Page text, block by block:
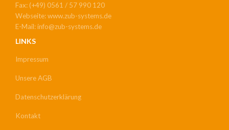
Fax: (+49) 0561 / 57 990 120
Webseite: www.zub-systems.de
E-Mail: info@zub-systems.de
LINKS
Impressum
Unsere AGB
Datenschutzerklärung
Kontakt